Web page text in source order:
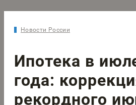
Новости России
Ипотека в
года:
рекордного